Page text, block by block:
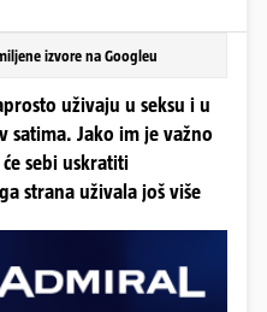
izvore na Googleu
uživaju u seksu i u
satima. Jako im je važno
sebi uskratiti
strana uživala još više